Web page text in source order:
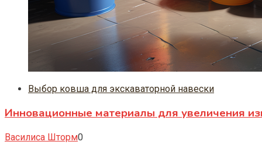
Выбор ковша для экскаваторной навески
Инновационные материалы для увеличения
Василиса Шторм0